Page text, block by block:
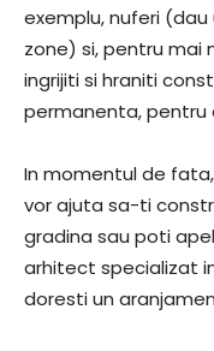
exemplu, nuferi
zone) si, pentru mai
ingrijiti si hraniti
permanenta, pentru
In momentul de
vor ajuta sa-ti
gradina sau poti
arhitect specializat
doresti un